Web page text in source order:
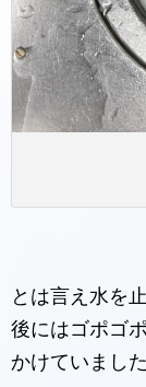
とは言え水を
後にはゴポゴ
かけていました